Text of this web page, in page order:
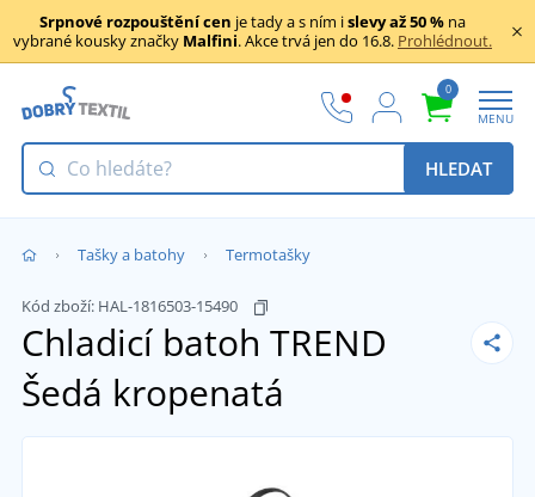
Srpnové rozpouštění cen je tady a s ním islevy až 50 % na
vybrané kousky značky Malfini. Akce trvá jen do 16.8. Prohlédnout.
0
MENU
HLEDAT
Tašky a batohy Termotašky
Kód zboží: HAL-1816503-15490
Chladicí batoh TREND
Šedá kropenatá